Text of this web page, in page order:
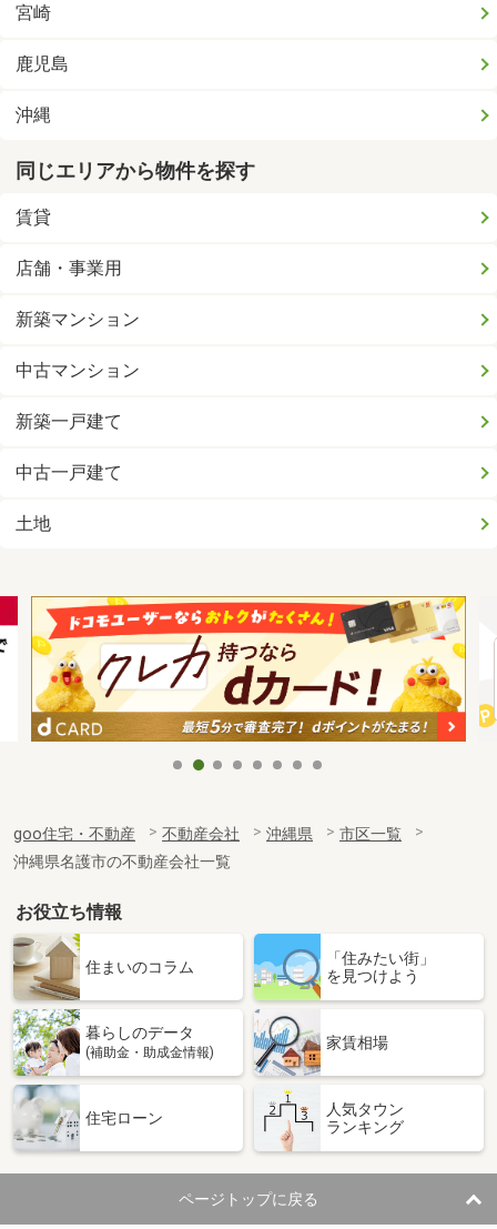
宮崎
鹿児島
沖縄
同じエリアから物件を探す
賃貸
店舗・事業用
新築マンション
中古マンション
新築一戸建て
中古一戸建て
土地
goo住宅・不動産 不動産会社 沖縄県
市区一覧
沖縄県名護市の不動産会社一覧
お役立ち情報
住まいのコラム
「住みたい街」
を見つけよう
暮らしのデータ
(補助金・助成金情報)
家賃相場
住宅ローン
人気タウン
ランキング
ページトップに戻る